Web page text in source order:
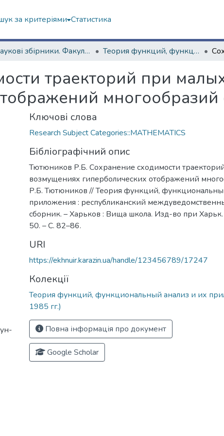
за критеріями Статистика
Наукові збірники. Факультет математики і інформатики Теория функций, функциональный анализ и их приложения (1965–1985 гг.)
траекторий при
многообразий
Ключові слова
Research Subject Categories::MATHEMATICS
Бібліографічний опис
Тютюников Р.Б. Сохранение сходимости
возмущениях гиперболических отображений
Р.Б. Тютюников // Теория функций,
приложения : республиканский
сборник. – Харьков : Вища школа. Изд-во при
50. – С. 82–86.
URI
https://ekhnuir.karazin.ua/handle/123456789/17247
Колекції
Теория функций, функциональный анализ и их
1985 гг.)
Повна інформація про документ
Google Scholar